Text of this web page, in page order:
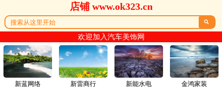
店铺 www.ok323.cn

欢迎加入汽车美饰网
新蓝网络 新雷商行 新能水电 金鸿家装